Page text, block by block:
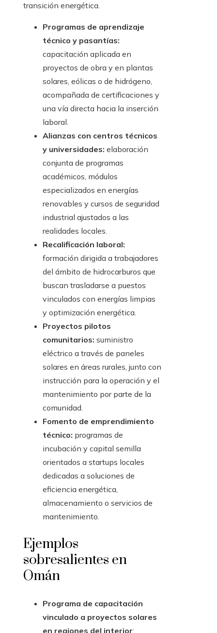
transición energética.
Programas de aprendizaje
técnico y pasantías:
capacitación aplicada en
proyectos de obra y en plantas
solares, eólicas o de hidrógeno,
acompañada de certificaciones y
una vía directa hacia la inserción
laboral.
Alianzas con centros técnicos
y universidades: elaboración
conjunta de programas
académicos, módulos
especializados en energías
renovables y cursos de seguridad
industrial ajustados a las
realidades locales.
Recalificación laboral:
formación dirigida a trabajadores
del ámbito de hidrocarburos que
buscan trasladarse a puestos
vinculados con energías limpias
y optimización energética.
Proyectos pilotos
comunitarios: suministro
eléctrico a través de paneles
solares en áreas rurales, junto con
instrucción para la operación y el
mantenimiento por parte de la
comunidad.
Fomento de emprendimiento
técnico: programas de
incubación y capital semilla
orientados a startups locales
dedicadas a soluciones de
eficiencia energética,
almacenamiento o servicios de
mantenimiento.
Ejemplos
sobresalientes en
Omán
Programa de capacitación
vinculado a proyectos solares
en regiones del interior: